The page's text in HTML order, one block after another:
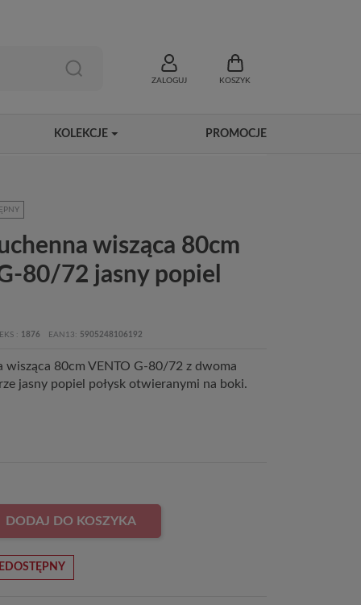
ZALOGUJ KOSZYK
KOLEKCJE PROMOCJE
wisząca 80cm
80/72 jasny popiel
1876 EAN13 5905248106192
wisząca 80cm VENTO G-80/72 z dwoma
jasny popiel połysk otwieranymi na boki.
DODAJ DO KOSZYKA